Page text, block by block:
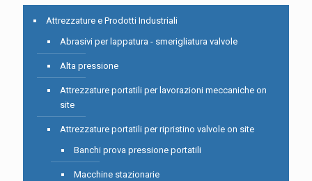
Attrezzature e Prodotti Industriali
Abrasivi per lappatura - smerigliatura valvole
Alta pressione
Attrezzature portatili per lavorazioni meccaniche on
site
Attrezzature portatili per ripristino valvole on site
Banchi prova pressione portatili
Macchine stazionarie